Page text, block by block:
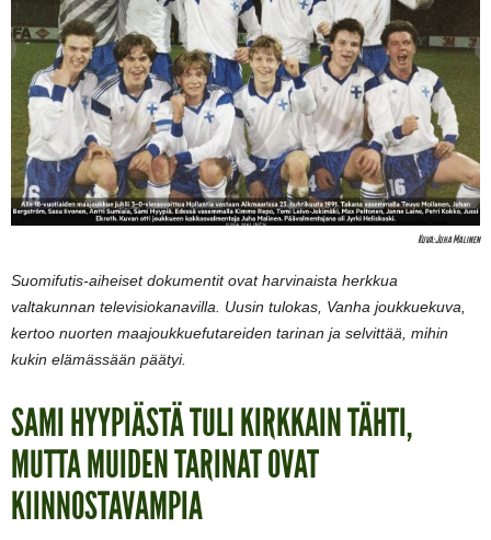
Kuva: Juha Malinen
Suomifutis-aiheiset dokumentit ovat harvinaista herkkua
valtakunnan televisiokanavilla. Uusin tulokas, Vanha joukkuekuva,
kertoo nuorten maajoukkuefutareiden tarinan ja selvittää, mihin
kukin elämässään päätyi.
SAMI HYYPIÄSTÄ TULI KIRKKAIN TÄHTI,
MUTTA MUIDEN TARINAT OVAT
KIINNOSTAVAMPIA